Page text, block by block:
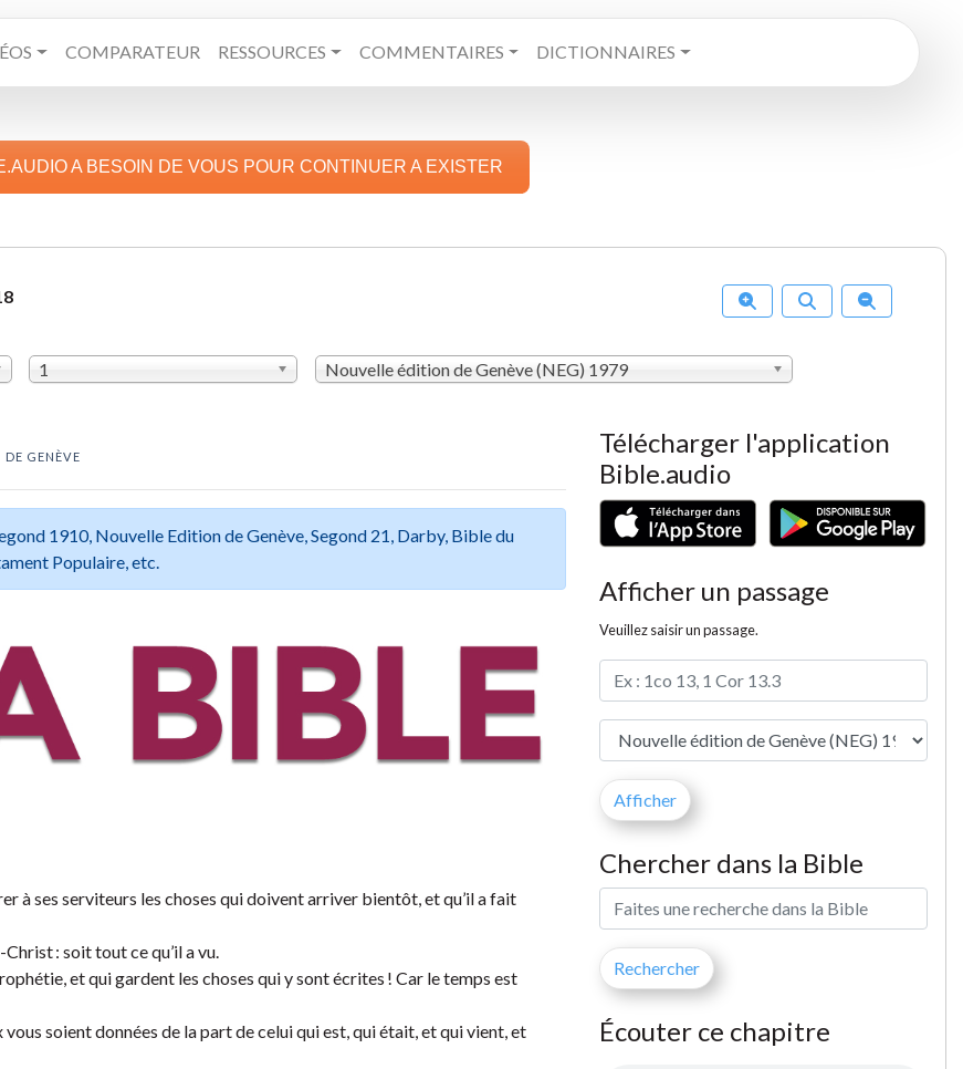
COMPARATEUR RESSOURCES COMMENTAIRES DICTIONNAIRES
A BESOIN DE VOUS POUR CONTINUER A EXISTER
1 Nouvelle édition de Genève (NEG) 1979
GENÈVE
1910, Nouvelle Edition de Genève, Segond 21, Darby, Bible du
Populaire, etc.
à ses serviteurs les choses qui doivent arriver bientôt, et qu’il a fait
: soit tout ce qu’il a vu.
et qui gardent les choses qui y sont écrites ! Car le temps est
soient données de la part de celui qui est, qui était, et qui vient, et
Télécharger l'application
Bible.audio
Afficher un passage
Veuillez saisir un passage.
Chercher dans la Bible
Écouter ce chapitre